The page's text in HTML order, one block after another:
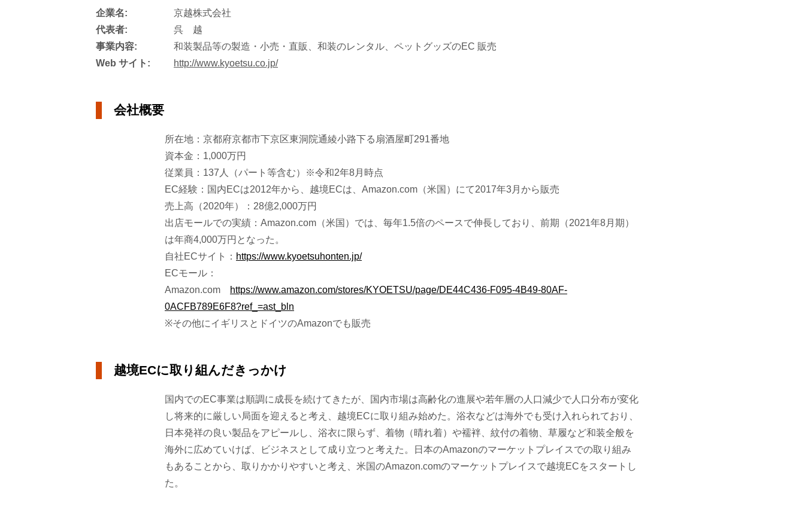
企業名:
京越株式会社
代表者:
呉 越
事業内容:
和装製品等の製造・小売・直販、和装のレンタル、ペットグッズのEC 販売
Web サイト:
http://www.kyoetsu.co.jp/
会社概要
所在地：京都府京都市下京区東洞院通綾小路下る扇酒屋町291番地
資本金：1,000万円
従業員：137人（パート等含む）※令和2年8月時点
EC経験：国内ECは2012年から、越境ECは、Amazon.com（米国）にて2017年3月から販売
売上高（2020年）：28億2,000万円
出店モールでの実績：Amazon.com（米国）では、毎年1.5倍のペースで伸長しており、前期（2021年8月期）
は年商4,000万円となった。
自社ECサイト： https://www.kyoetsuhonten.jp/
ECモール：
Amazon.com
https://www.amazon.com/stores/KYOETSU/page/DE44C436-F095-4B49-80AF-
0ACFB789E6F8?ref_=ast_bln
※その他にイギリスとドイツのAmazonでも販売
越境ECに取り組んだきっかけ
国内でのEC事業は順調に成長を続けてきたが、国内市場は高齢化の進展や若年層の人口減少で人口分布が変化
し将来的に厳しい局面を迎えると考え、越境ECに取り組み始めた。浴衣などは海外でも受け入れられており、
日本発祥の良い製品をアピールし、浴衣に限らず、着物（晴れ着）や襦袢、紋付の着物、草履など和装全般を
海外に広めていけば、ビジネスとして成り立つと考えた。日本のAmazonのマーケットプレイスでの取り組み
もあることから、取りかかりやすいと考え、米国のAmazon.comのマーケットプレイスで越境ECをスタートし
た。